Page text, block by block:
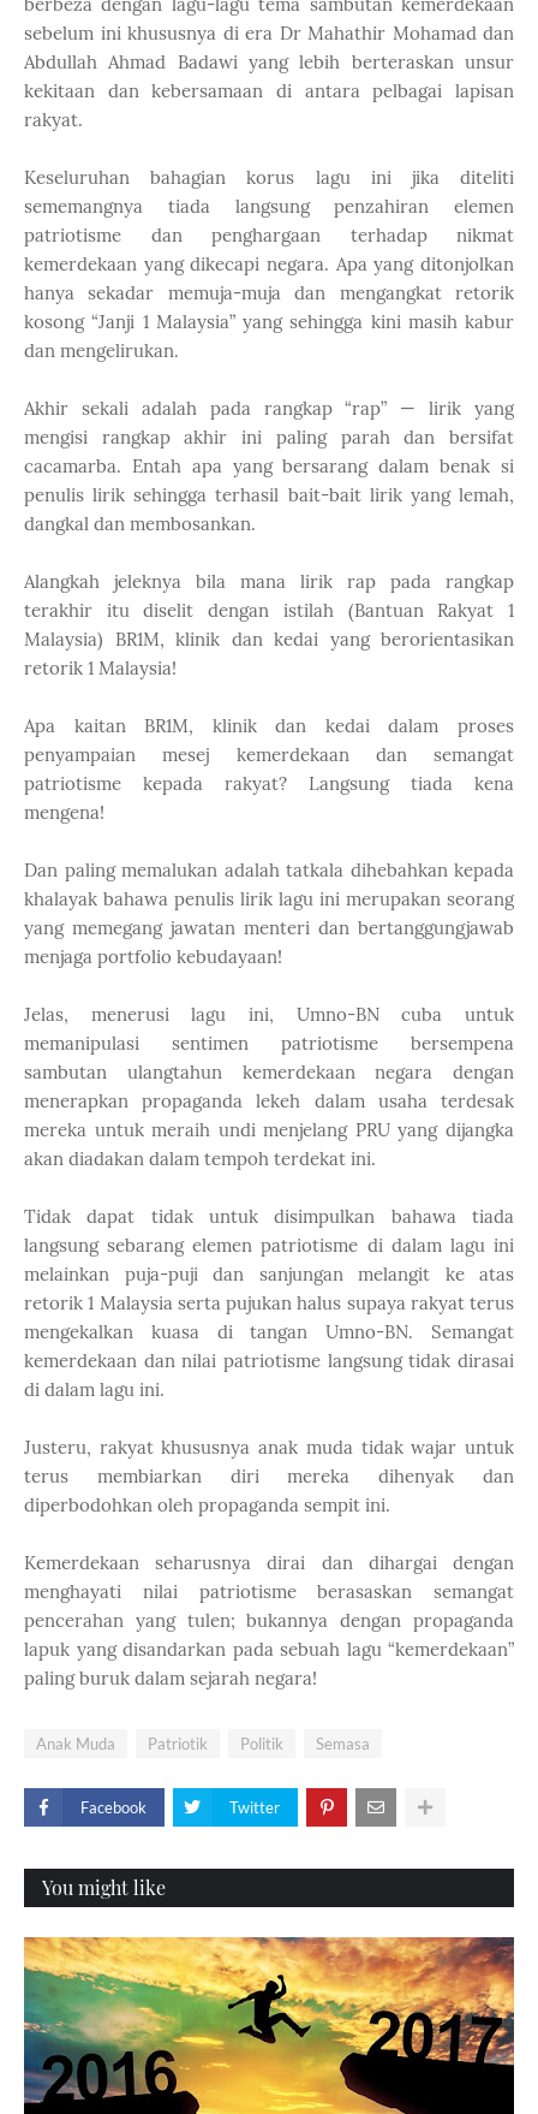
sebelum ini khususnya di era Dr Mahathir Mohamad dan
Abdullah Ahmad Badawi yang lebih berteraskan unsur
kekitaan dan kebersamaan di antara pelbagai lapisan
rakyat.
Keseluruhan bahagian korus lagu ini jika diteliti
sememangnya tiada langsung penzahiran elemen
patriotisme dan penghargaan terhadap nikmat
kemerdekaan yang dikecapi negara. Apa yang ditonjolkan
hanya sekadar memuja-muja dan mengangkat retorik
kosong “Janji 1 Malaysia” yang sehingga kini masih kabur
dan mengelirukan.
Akhir sekali adalah pada rangkap “rap” — lirik yang
mengisi rangkap akhir ini paling parah dan bersifat
cacamarba. Entah apa yang bersarang dalam benak si
penulis lirik sehingga terhasil bait-bait lirik yang lemah,
dangkal dan membosankan.
Alangkah jeleknya bila mana lirik rap pada rangkap
terakhir itu diselit dengan istilah (Bantuan Rakyat 1
Malaysia) BR1M, klinik dan kedai yang berorientasikan
retorik 1 Malaysia!
Apa kaitan BR1M, klinik dan kedai dalam proses
penyampaian mesej kemerdekaan dan semangat
patriotisme kepada rakyat? Langsung tiada kena
mengena!
Dan paling memalukan adalah tatkala dihebahkan kepada
khalayak bahawa penulis lirik lagu ini merupakan seorang
yang memegang jawatan menteri dan bertanggungjawab
menjaga portfolio kebudayaan!
Jelas, menerusi lagu ini, Umno-BN cuba untuk
memanipulasi sentimen patriotisme bersempena
sambutan ulangtahun kemerdekaan negara dengan
menerapkan propaganda lekeh dalam usaha terdesak
mereka untuk meraih undi menjelang PRU yang dijangka
akan diadakan dalam tempoh terdekat ini.
Tidak dapat tidak untuk disimpulkan bahawa tiada
langsung sebarang elemen patriotisme di dalam lagu ini
melainkan puja-puji dan sanjungan melangit ke atas
retorik 1 Malaysia serta pujukan halus supaya rakyat terus
mengekalkan kuasa di tangan Umno-BN. Semangat
kemerdekaan dan nilai patriotisme langsung tidak dirasai
di dalam lagu ini.
Justeru, rakyat khususnya anak muda tidak wajar untuk
terus membiarkan diri mereka dihenyak dan
diperbodohkan oleh propaganda sempit ini.
Kemerdekaan seharusnya dirai dan dihargai dengan
menghayati nilai patriotisme berasaskan semangat
pencerahan yang tulen; bukannya dengan propaganda
lapuk yang disandarkan pada sebuah lagu “kemerdekaan”
paling buruk dalam sejarah negara!
Anak Muda Patriotik Politik Semasa
Facebook Twitter
You might like